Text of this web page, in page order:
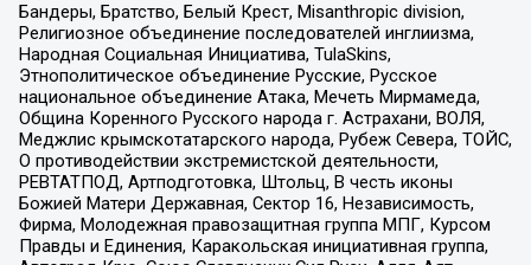
Бандеры, Братство, Белый Крест, Misanthropic division,
Религиозное объединение последователей инглиизма,
Народная Социальная Инициатива, TulaSkins,
Этнополитическое объединение Русские, Русское
национальное объединение Атака, Мечеть Мирмамеда,
Община Коренного Русского народа г. Астрахани, ВОЛЯ,
Меджлис крымскотатарского народа, Рубеж Севера, ТОЙС,
О противодействии экстремистской деятельности,
РЕВТАТПОД, Артподготовка, Штольц, В честь иконы
Божией Матери Державная, Сектор 16, Независимость,
Фирма, Молодежная правозащитная группа МПГ, Курсом
Правды и Единения, Каракольская инициативная группа,